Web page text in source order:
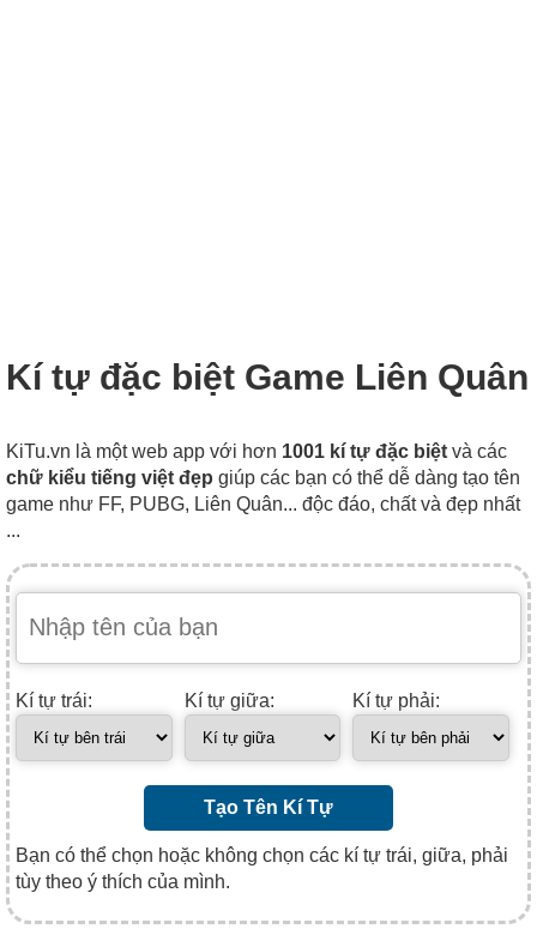
Kí tự đặc biệt Game Liên Quân
KiTu.vn là một web app với hơn 1001 kí tự đặc biệt và các
chữ kiểu tiếng việt đẹp giúp các bạn có thể dễ dàng tạo tên
game như FF, PUBG, Liên Quân... độc đáo, chất và đẹp nhất
...
Kí tự trái: Kí tự giữa: Kí tự phải:
Tạo Tên Kí Tự
Bạn có thể chọn hoặc không chọn các kí tự trái, giữa, phải
tùy theo ý thích của mình.